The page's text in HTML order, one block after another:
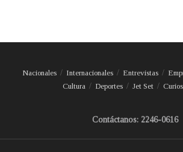
Nacionales Internacionales Entrevistas
Cultura
Deportes Jet Set
Contáctanos: 2246-0616